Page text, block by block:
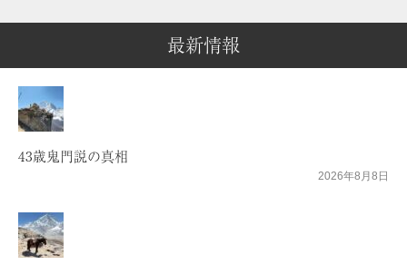
最新情報
43歳鬼門説の真相
2026年8月8日